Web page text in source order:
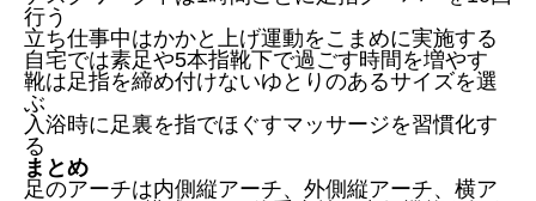
行う
立ち仕事中はかかと上げ運動をこまめに実施する
自宅では素足や5本指靴下で過ごす時間を増やす
靴は足指を締め付けないゆとりのあるサイズを選
ぶ
入浴時に足裏を指でほぐすマッサージを習慣化す
る
まとめ
足のアーチは内側縦アーチ、外側縦アーチ、横ア